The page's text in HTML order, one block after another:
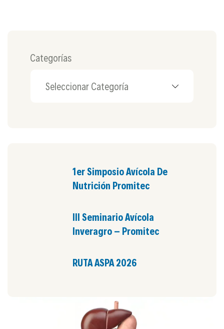
Categorías
1er Simposio Avícola De
Nutrición Promitec
III Seminario Avícola
Inveragro – Promitec
RUTA ASPA 2026